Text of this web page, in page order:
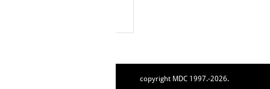
copyright MDC 1997.-2026.